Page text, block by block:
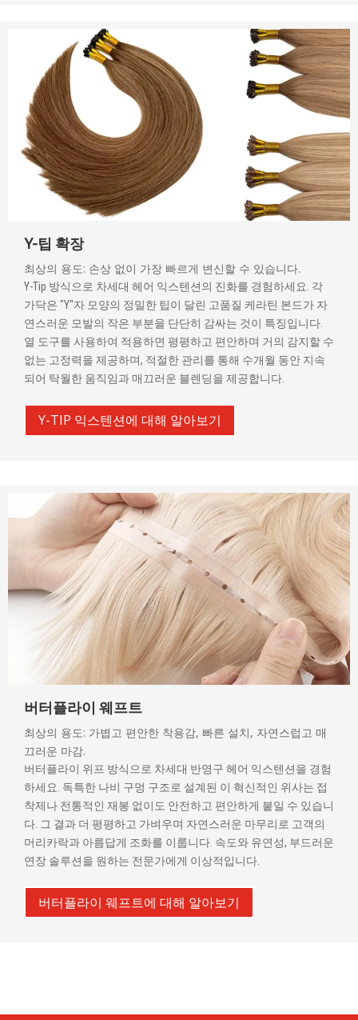
Y-팁 확장
최상의 용도: 손상 없이 가장 빠르게 변신할 수 있습니다.
Y-Tip 방식으로 차세대 헤어 익스텐션의 진화를 경험하세요. 각
가닥은 "Y"자 모양의 정밀한 팁이 달린 고품질 케라틴 본드가 자
연스러운 모발의 작은 부분을 단단히 감싸는 것이 특징입니다.
열 도구를 사용하여 적용하면 평평하고 편안하며 거의 감지할 수
없는 고정력을 제공하며, 적절한 관리를 통해 수개월 동안 지속
되어 탁월한 움직임과 매끄러운 블렌딩을 제공합니다.
Y-TIP 익스텐션에 대해 알아보기
버터플라이 웨프트
최상의 용도: 가볍고 편안한 착용감, 빠른 설치, 자연스럽고 매
끄러운 마감.
버터플라이 위프 방식으로 차세대 반영구 헤어 익스텐션을 경험
하세요. 독특한 나비 구멍 구조로 설계된 이 혁신적인 위사는 접
착제나 전통적인 재봉 없이도 안전하고 편안하게 붙일 수 있습니
다. 그 결과 더 평평하고 가벼우며 자연스러운 마무리로 고객의
머리카락과 아름답게 조화를 이룹니다. 속도와 유연성, 부드러운
연장 솔루션을 원하는 전문가에게 이상적입니다.
버터플라이 웨프트에 대해 알아보기